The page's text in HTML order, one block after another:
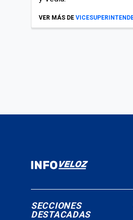
VER MÁS DE
SECCIONES
DESTACADAS